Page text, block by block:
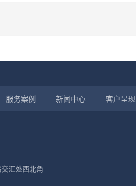
服务案例 新闻中心 客户呈现
汇处西北角